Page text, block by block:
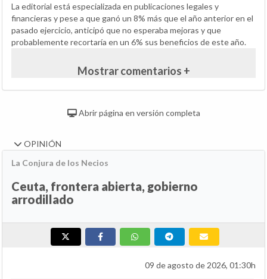
La editorial está especializada en publicaciones legales y
financieras y pese a que ganó un 8% más que el año anterior en el
pasado ejercicio, anticipó que no esperaba mejoras y que
probablemente recortaría en un 6% sus beneficios de este año.
Mostrar comentarios +
Abrir página en versión completa
OPINIÓN
La Conjura de los Necios
Ceuta, frontera abierta, gobierno
arrodillado
09 de agosto de 2026, 01:30h